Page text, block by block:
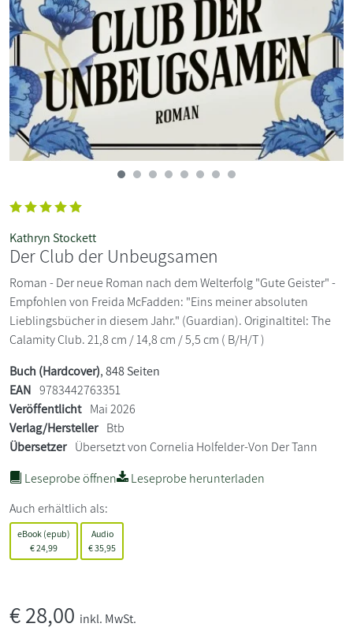
Kathryn Stockett
Der Club der Unbeugsamen
Roman - Der neue Roman nach dem Welterfolg "Gute Geister" -
Empfohlen von Freida McFadden: "Eins meiner absoluten
Lieblingsbücher in diesem Jahr." (Guardian). Originaltitel: The
Calamity Club. 21,8 cm / 14,8 cm / 5,5 cm ( B/H/T )
Buch (Hardcover), 848 Seiten
EAN 9783442763351
Veröffentlicht Mai 2026
Verlag/Hersteller Btb
Übersetzer Übersetzt von Cornelia Holfelder-Von Der Tann
Leseprobe öffnen
Leseprobe herunterladen
Auch erhältlich als:
eBook (epub)
€24,99
Audio
€35,95
€28,00 inkl. MwSt.